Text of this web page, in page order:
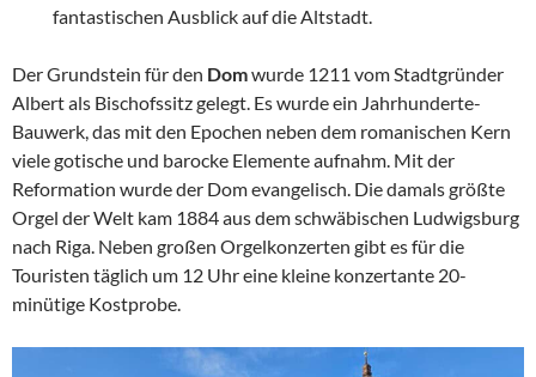
fantastischen Ausblick auf die Altstadt.
Der Grundstein für den Domwurde 1211 vom Stadtgründer
Albert als Bischofssitz gelegt. Es wurde ein Jahrhunderte-
Bauwerk, das mit den Epochen neben dem romanischen Kern
viele gotische und barocke Elemente aufnahm. Mit der
Reformation wurde der Dom evangelisch. Die damals größte
Orgel der Welt kam 1884 aus dem schwäbischen Ludwigsburg
nach Riga. Neben großen Orgelkonzerten gibt es für die
Touristen täglich um 12 Uhr eine kleine konzertante 20-
minütige Kostprobe.